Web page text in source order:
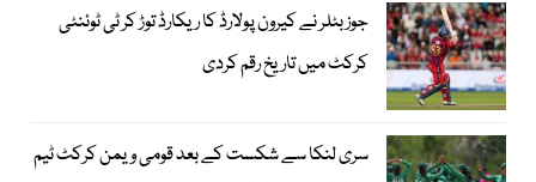
جوز بٹلر نے کیرون پولارڈ کا ریکارڈ توڑ کر ٹی ٹوئنٹی
کرکٹ میں تاریخ رقم کردی
سری لنکا سے شکست کے بعد قومی ویمن کرکٹ ٹیم